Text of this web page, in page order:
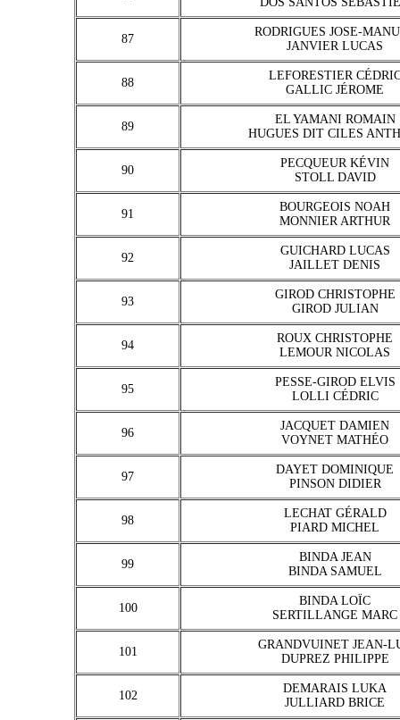
87
RODRIGUES JOSE-
JANVIER LUCAS
88
LEFORESTIER
GALLIC JÉROME
89
EL YAMANI ROMAIN
HUGUES DIT CILES
90
PECQUEUR KÉVIN
STOLL DAVID
91
BOURGEOIS NOAH
MONNIER ARTHUR
92
GUICHARD LUCAS
JAILLET DENIS
93
GIROD CHRISTOPHE
GIROD JULIAN
94
ROUX CHRISTOPHE
LEMOUR NICOLAS
95
PESSE-GIROD ELVIS
LOLLI CÉDRIC
96
JACQUET DAMIEN
VOYNET MATHÉO
97
DAYET DOMINIQUE
PINSON DIDIER
98
LECHAT GÉRALD
PIARD MICHEL
99
BINDA JEAN
BINDA SAMUEL
100
BINDA LOÏC
SERTILLANGE MARC
101
GRANDVUINET JEAN-
DUPREZ PHILIPPE
102
DEMARAIS LUKA
JULLIARD BRICE